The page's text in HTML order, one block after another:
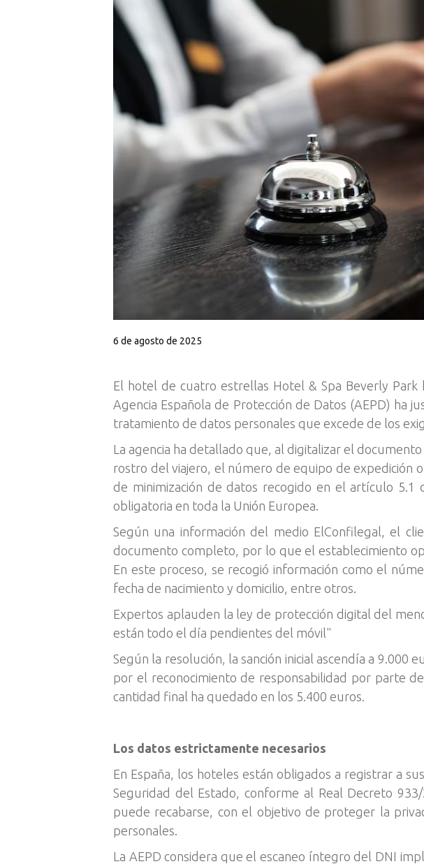
6 de agosto de 2025
El hotel de cuatro estrellas Hotel & Spa Beverly
Agencia Española de Protección de Datos (AEPD) ha
tratamiento de datos personales que excede de los
La agencia ha detallado que, al digitalizar el
rostro del viajero, el número de equipo de expedición
de minimización de datos recogido en el artículo 5.1
obligatoria en toda la Unión Europea.
Según una información del medio ElConfilegal, el
documento completo, por lo que el establecimiento
En este proceso, se recogió información como el
fecha de nacimiento y domicilio, entre otros.
Expertos aplauden la ley de protección digital del
están todo el día pendientes del móvil"
Según la resolución, la sanción inicial ascendía a 9.000
por el reconocimiento de responsabilidad por parte
cantidad final ha quedado en los 5.400 euros.
Los datos estrictamente necesarios
En España, los hoteles están obligados a registrar a
Seguridad del Estado, conforme al Real Decreto
puede recabarse, con el objetivo de proteger la
personales.
La AEPD considera que el escaneo íntegro del DNI